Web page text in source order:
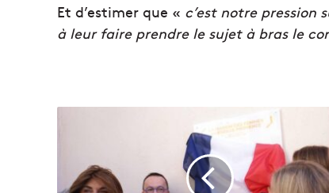
Et d’estimer que « c’est notre
à leur faire prendre le sujet à bras le